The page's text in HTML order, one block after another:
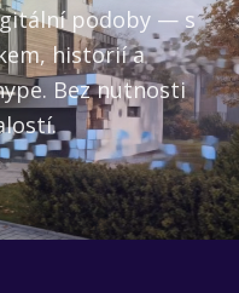
podoby — s
historií a
Bez nutnosti